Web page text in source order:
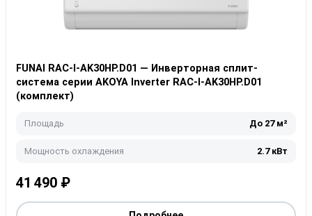
FUNAI RAC-I-AK30HP.D01 — Инверторная сплит-
система серии AKOYA Inverter RAC-I-AK30HP.D01
(комплект)
Площадь До 27 м²
Мощность охлаждения 2.7 кВт
41 490 ₽